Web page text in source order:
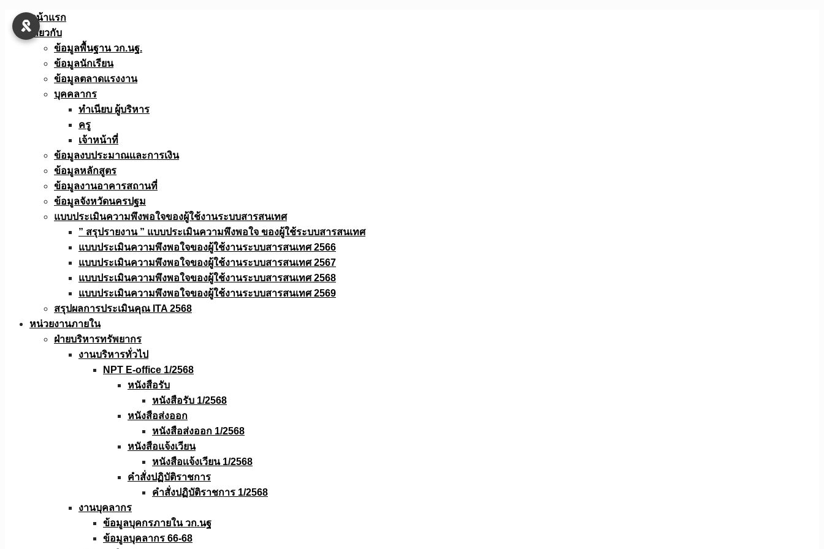
Skip
หน้าแรก
เกี่ยวกับ
ข้อมูลพื้นฐาน วก.นฐ.
ข้อมูลนักเรียน
ข้อมูลตลาดแรงงาน
บุคคลากร
ทำเนียบ ผู้บริหาร
ครู
เจ้าหน้าที่
ข้อมูลงบประมาณเเละการเงิน
ข้อมูลหลักสูตร
ข้อมูลงานอาคารสถานที่
ข้อมูลจังหวัดนครปฐม
แบบประเมินความพึงพอใจของผู้ใช้งานระบบสารสนเทศ
” สรุปรายงาน ” แบบประเมินความพึงพอใจ ของผู้ใช้ระบบสารสนเทศ
แบบประเมินความพึงพอใจของผู้ใช้งานระบบสารสนเทศ 2566
แบบประเมินความพึงพอใจของผู้ใช้งานระบบสารสนเทศ 2567
แบบประเมินความพึงพอใจของผู้ใช้งานระบบสารสนเทศ 2568
แบบประเมินความพึงพอใจของผู้ใช้งานระบบสารสนเทศ 2569
สรุปผลการประเมินคุณ ITA 2568
หน่วยงานภายใน
ฝ่ายบริหารทรัพยากร
งานบริหารทั่วไป
NPT E-office 1/2568
หนังสือรับ
หนังสือรับ 1/2568
หนังสือส่งออก
หนังสือส่งออก 1/2568
หนังสือแจ้งเวียน
หนังสือเเจ้งเวียน 1/2568
คำสั่งปฏิบัติราชการ
คำสั่งปฏิบัติราชการ 1/2568
งานบุคลากร
ข้อมูลบุคกรภายใน วก.นฐ
ข้อมูลบุคลากร 66-68